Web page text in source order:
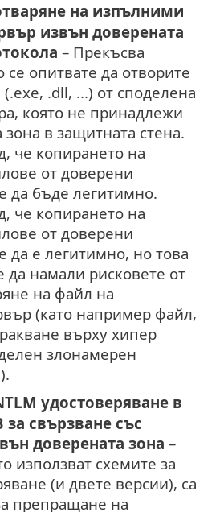
на изпълними
извън доверената
– Прекъсва
се опитвате да отворите
.dll, ...) от споделена
която не принадлежи
в защитната стена.
че копирането на
от доверени
да бъде легитимно.
че копирането на
от доверени
да е легитимно, но това
намали рисковете от
на файл на
(като например файл,
върху хипер
злонамерен
удостоверяване в
за свързване със
доверената зона –
използват схемите за
(и двете версии), са
препращане на